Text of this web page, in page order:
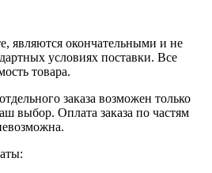
являются окончательными и не
условиях поставки. Все
товара.
заказа возможен только
выбор. Оплата заказа по частям